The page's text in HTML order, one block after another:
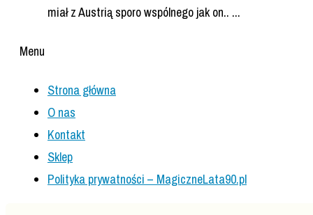
miał z Austrią sporo wspólnego jak on.. ...
Menu
Strona główna
O nas
Kontakt
Sklep
Polityka prywatności – MagiczneLata90.pl